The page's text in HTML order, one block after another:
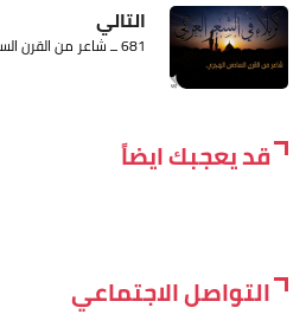
التالي
681 ــ شاعر من القرن السادس الهجري
قد يعجبك ايضاً
التواصل الاجتماعي